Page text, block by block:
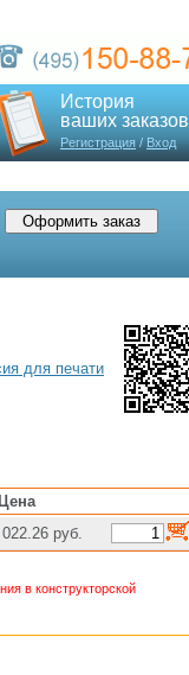
История
ваших заказов
Регистрация/Вход
для печати
Цена
руб.
в конструкторской